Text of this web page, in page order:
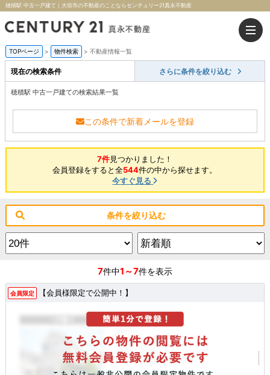
穂積駅 中古一戸建て｜大垣市の不動産のことならセンチュリー21真永不動産
TOPページ > 物件検索 > 不動産情報一覧
現在の検索条件 さらに条件を絞り込む
穂積駅 中古一戸建ての検索結果一覧
この条件で新着メールを登録
7件見つかりました！
会員登録をすると全544件の中から探せます。
今すぐ見る
条件を絞り込む
7件中1～7件を表示
会員限定 【会員様限定で公開中！】